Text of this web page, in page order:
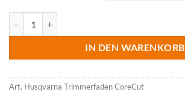
IN DEN WARENKORB
Art. Husqvarna Trimmerfaden CoreCut